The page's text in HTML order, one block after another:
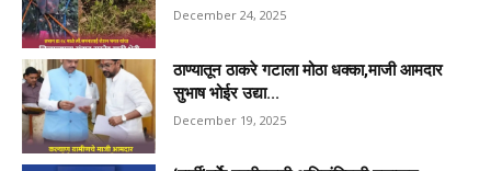
December 24, 2025
ठाण्यातून ठाकरे गटाला मोठा धक्का,माजी आमदार
सुभाष भोईर उद्या...
December 19, 2025